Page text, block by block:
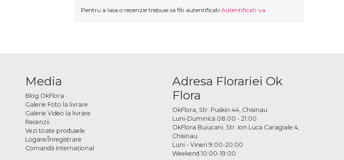
Pentru a lasa o recenzie trebuie sa fiti autentificati Autentificati-va
Media
Blog OkFlora
Galerie Foto la livrare
Galerie Video la livrare
Recenzii
Vezi toate produsele
Logare/Înregistrare
Comandă Internațional
Adresa Florariei Ok
Flora
OkFlora, Str. Puskin 44, Chisinau
Luni-Duminică 08:00 - 21:00
OkFlora Buiucani, Str. Ion Luca Caragiale 4,
Chisinau
Luni - Vineri 9:00-20:00
Weekend 10:00-19:00